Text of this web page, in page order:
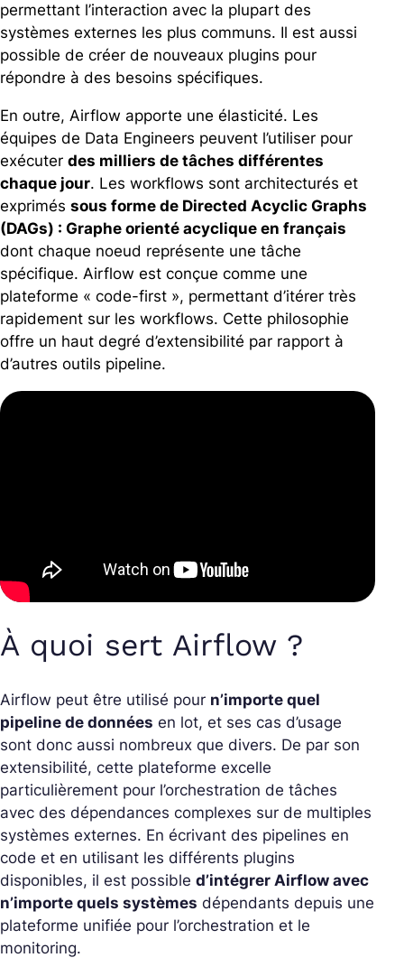
permettant l’interaction avec la plupart des
systèmes externes les plus communs. Il est aussi
possible de créer de nouveaux plugins pour
répondre à des besoins spécifiques.
En outre, Airflow apporte une élasticité. Les
équipes de Data Engineers peuvent l’utiliser pour
exécuter des milliers de tâches différentes
chaque jour. Les workflows sont architecturés et
exprimés sous forme de Directed Acyclic Graphs
(DAGs) : Graphe orienté acyclique en français
dont chaque noeud représente une tâche
spécifique. Airflow est conçue comme une
plateforme « code-first », permettant d’itérer très
rapidement sur les workflows. Cette philosophie
offre un haut degré d’extensibilité par rapport à
d’autres outils pipeline.
À quoi sert Airflow ?
Airflow peut être utilisé pour n’importe quel
pipeline de données en lot, et ses cas d’usage
sont donc aussi nombreux que divers. De par son
extensibilité, cette plateforme excelle
particulièrement pour l’orchestration de tâches
avec des dépendances complexes sur de multiples
systèmes externes. En écrivant des pipelines en
code et en utilisant les différents plugins
disponibles, il est possible d’intégrer Airflow avec
n’importe quels systèmes dépendants depuis une
plateforme unifiée pour l’orchestration et le
monitoring.